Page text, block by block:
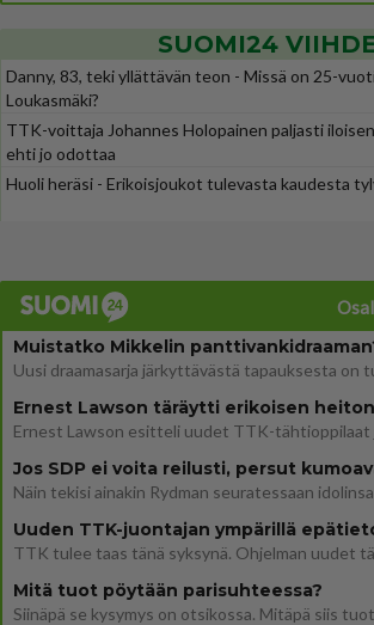
SUOMI24
Danny, 83, teki yllättävän teon - Missä on 25-
Loukasmäki?
TTK-voittaja Johannes Holopainen paljasti
ehti jo odottaa
Huoli heräsi - Erikoisjoukot tulevasta kaudesta
Muistatko Mikkelin
Mitä tuot pöytään parisuhteessa?